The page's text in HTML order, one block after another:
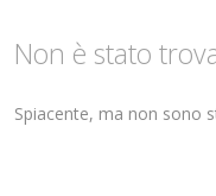
Non è stato
Spiacente, ma non sono